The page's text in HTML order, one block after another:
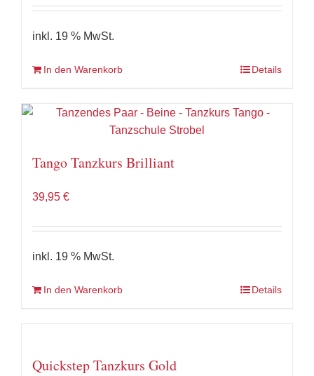
inkl. 19 % MwSt.
In den Warenkorb Details
Tango Tanzkurs Brilliant
39,95 €
inkl. 19 % MwSt.
In den Warenkorb Details
Quickstep Tanzkurs Gold